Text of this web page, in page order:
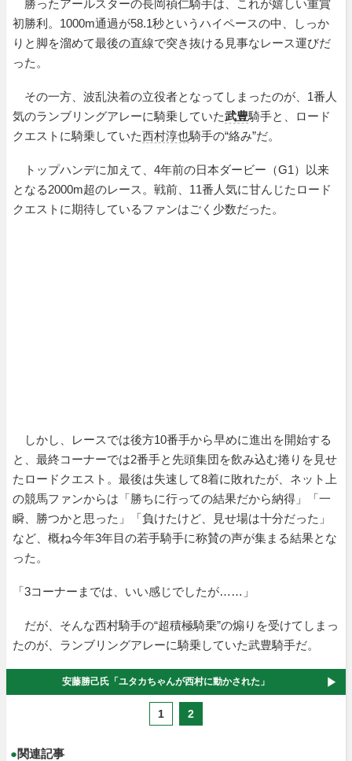
勝ったアールスターの長岡禎仁騎手は、これが嬉しい重賞
初勝利。1000m通過が58.1秒というハイペースの中、しっか
りと脚を溜めて最後の直線で突き抜ける見事なレース運びだ
った。
その一方、波乱決着の立役者となってしまったのが、1番人
気のランブリングアレーに騎乗していた武豊騎手と、ロード
クエストに騎乗していた西村淳也騎手の“絡み”だ。
トップハンデに加えて、4年前の日本ダービー（G1）以来
となる2000m超のレース。戦前、11番人気に甘んじたロード
クエストに期待しているファンはごく少数だった。
しかし、レースでは後方10番手から早めに進出を開始する
と、最終コーナーでは2番手と先頭集団を飲み込む捲りを見せ
たロードクエスト。最後は失速して8着に敗れたが、ネット上
の競馬ファンからは「勝ちに行っての結果だから納得」「一
瞬、勝つかと思った」「負けたけど、見せ場は十分だった」
など、概ね今年3年目の若手騎手に称賛の声が集まる結果とな
った。
「3コーナーまでは、いい感じでしたが……」
だが、そんな西村騎手の“超積極騎乗”の煽りを受けてしまっ
たのが、ランブリングアレーに騎乗していた武豊騎手だ。
安藤勝己氏「ユタカちゃんが西村に動かされた」
1 2
●関連記事